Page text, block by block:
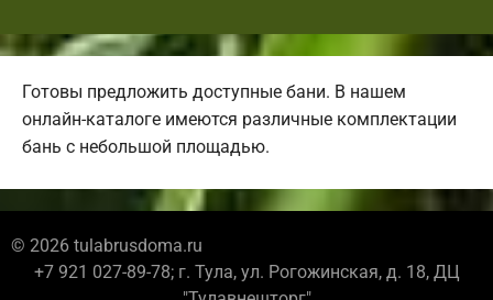
Готовы предложить доступные бани. В нашем
онлайн-каталоге имеются различные комплектации
бань с небольшой площадью.
© 2026 tulabrusdoma.ru
+7 921 027-89-78; г. Тула, ул. Рогожинская, д. 18, ДЦ